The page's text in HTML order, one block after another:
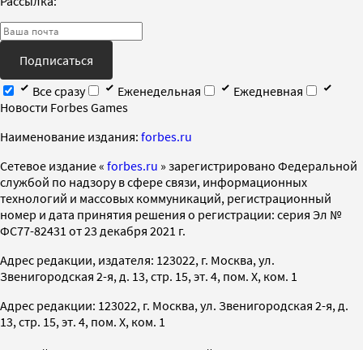
Подписаться
Все сразу
Еженедельная
Ежедневная
Новости Forbes Games
Наименование издания: forbes.ru
Cетевое издание « forbes.ru » зарегистрировано Федеральной
службой по надзору в сфере связи, информационных
технологий и массовых коммуникаций, регистрационный
номер и дата принятия решения о регистрации: серия Эл №
ФС77-82431 от 23 декабря 2021 г.
Адрес редакции, издателя: 123022, г. Москва, ул.
Звенигородская 2-я, д. 13, стр. 15, эт. 4, пом. X, ком. 1
Адрес редакции: 123022, г. Москва, ул. Звенигородская 2-я, д.
13, стр. 15, эт. 4, пом. X, ком. 1